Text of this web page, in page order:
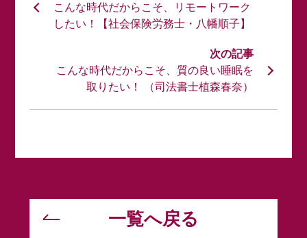
こんな時代だからこそ、リモートワーク
したい！【社会保険労務士・八幡順子】
こんな時代だからこそ、質の良い睡眠を
取りたい！ （司法書士植森春奈）
一覧へ戻る